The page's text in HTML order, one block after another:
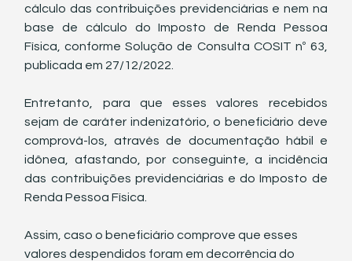
cálculo das contribuições previdenciárias e nem na
base de cálculo do Imposto de Renda Pessoa
Física, conforme Solução de Consulta COSIT nº 63,
publicada em 27/12/2022.
Entretanto, para que esses valores recebidos
sejam de caráter indenizatório, o beneficiário deve
comprová-los, através de documentação hábil e
idônea, afastando, por conseguinte, a incidência
das contribuições previdenciárias e do Imposto de
Renda Pessoa Física.
Assim, caso o beneficiário comprove que esses
valores despendidos foram em decorrência do